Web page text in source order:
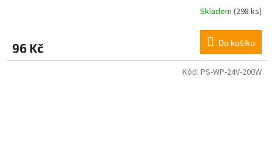
je
5,0
Skladem(298 ks)
96 Kč Do košíku
Kód: PS-WP-24V-200W